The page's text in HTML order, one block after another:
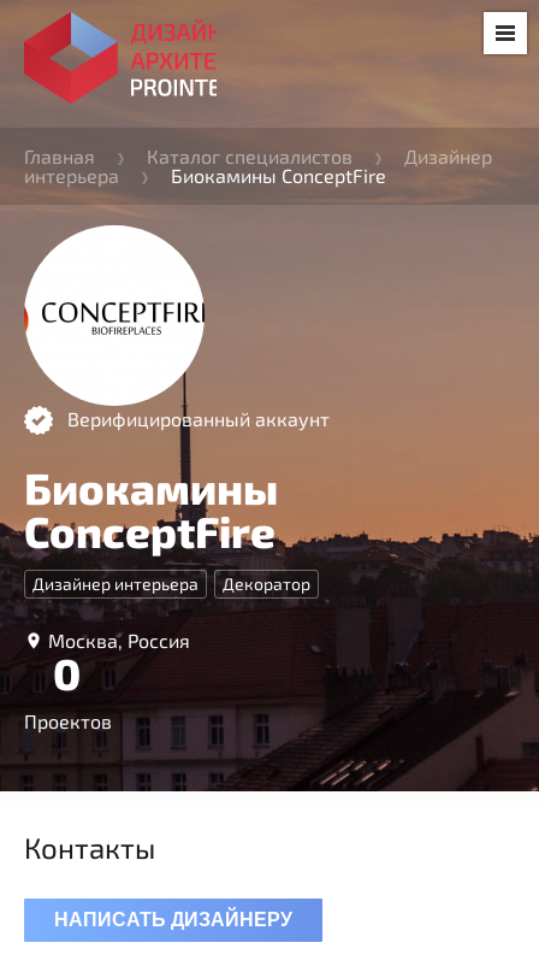
Главная Каталог специалистов
Дизайнер
интерьера
Биокамины ConceptFire
Верифицированный аккаунт
Биокамины
ConceptFire
Дизайнер интерьера Декоратор
Москва, Россия
0
Проектов
Контакты
НАПИСАТЬ ДИЗАЙНЕРУ